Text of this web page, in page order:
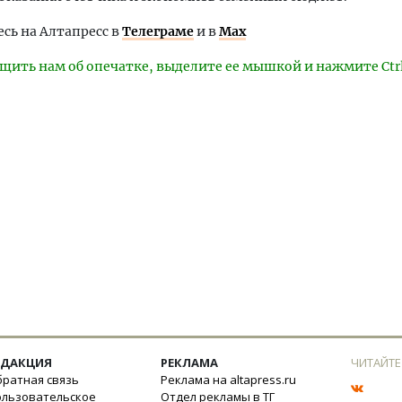
на Алтапресс вТелеграмеи вMax
нам об опечатке, выделите ее мышкой и нажмите
связь
РЕКЛАМА
Реклама на altapress.ru
Отдел рекламы в ТГ